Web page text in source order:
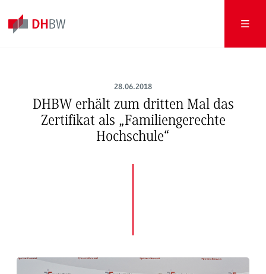
28.06.2018
DHBW erhält zum dritten Mal das
Zertifikat als „Familiengerechte
Hochschule“